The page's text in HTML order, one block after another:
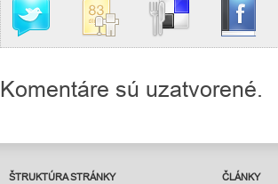
Komentáre sú uzatvorené.
ŠTRUKTÚRA STRÁNKY ČLÁNKY